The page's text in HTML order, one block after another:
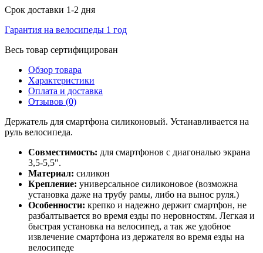
Срок доставки 1-2 дня
Гарантия на велосипеды 1 год
Весь товар сертифицирован
Обзор товара
Характеристики
Оплата и доставка
Отзывов (0)
Держатель для смартфона силиконовый. Устанавливается на
руль велосипеда.
Cовместимость: для смартфонов с диагональю экрана
3,5-5,5".
Материал: силикон
Крепление: универсальное силиконовое (возможна
установка даже на трубу рамы, либо на вынос руля.)
Особенности: крепко и надежно держит смартфон, не
разбалтывается во время езды по неровностям. Легкая и
быстрая установка на велосипед, а так же удобное
извлечение смартфона из держателя во время езды на
велосипеде